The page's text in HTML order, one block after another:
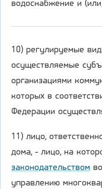
водоснабжение и
10) регулируемые
осуществляемые
организациями
которых в
Федерации
11) лицо,
дома, - лицо, на
законодательством
управлению